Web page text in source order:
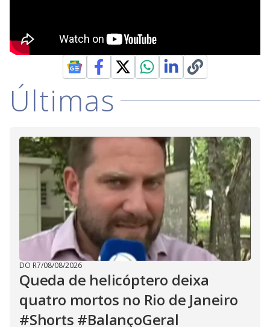
Últimas
DO R7/08/08/2026
Queda de helicóptero deixa
quatro mortos no Rio de Janeiro
#Shorts #BalançoGeral